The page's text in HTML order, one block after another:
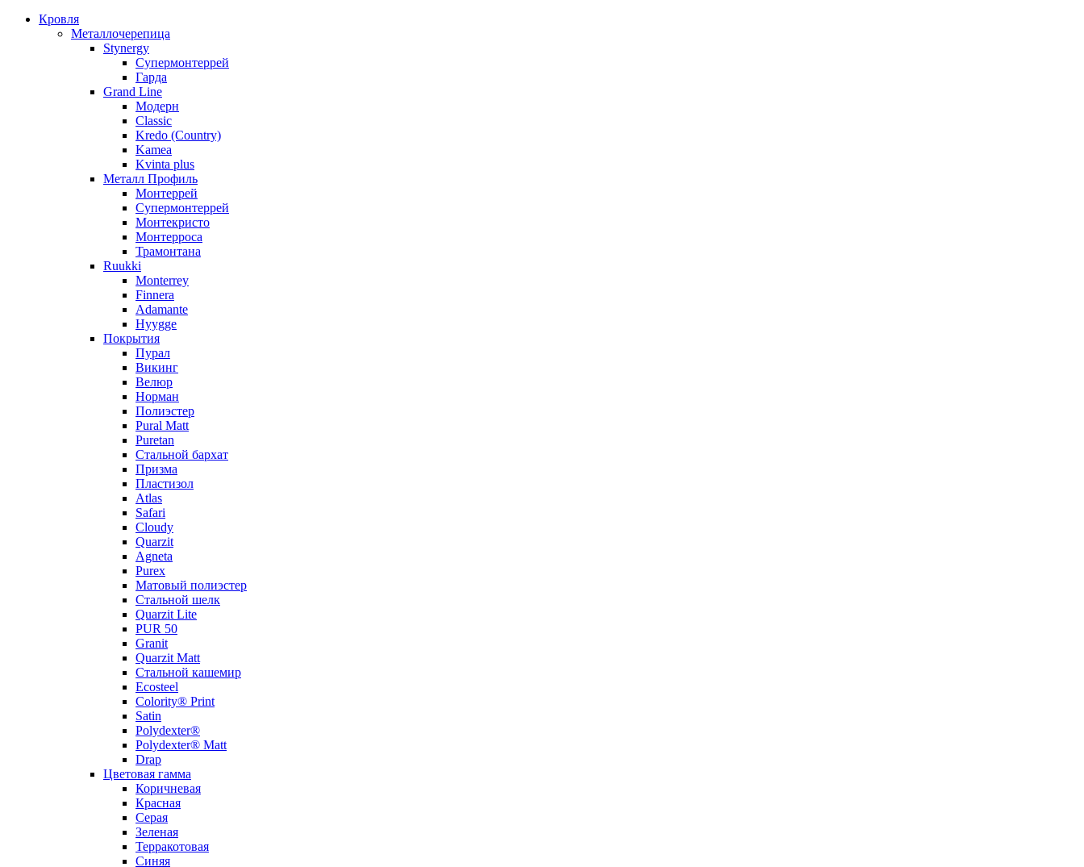
Кровля
Металлочерепица
Stynergy
Супермонтеррей
Гарда
Grand Line
Модерн
Classic
Kredo (Country)
Kamea
Kvinta plus
Металл Профиль
Монтеррей
Супермонтеррей
Монтекристо
Монтерроса
Трамонтана
Ruukki
Monterrey
Finnera
Adamante
Hyygge
Покрытия
Пурал
Викинг
Велюр
Норман
Полиэстер
Pural Matt
Puretan
Стальной бархат
Призма
Пластизол
Atlas
Safari
Cloudy
Quarzit
Agneta
Purex
Матовый полиэстер
Стальной шелк
Quarzit Lite
PUR 50
Granit
Quarzit Matt
Стальной кашемир
Ecosteel
Colority® Print
Satin
Polydexter®
Polydexter® Matt
Drap
Цветовая гамма
Коричневая
Красная
Серая
Зеленая
Терракотовая
Синяя